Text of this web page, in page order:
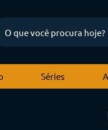
Séries